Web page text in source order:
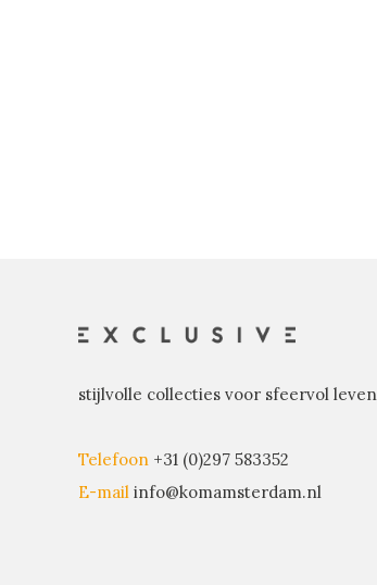
stijlvolle collecties voor sfeervol leven
Telefoon +31 (0)297 583352
E-mail info@komamsterdam.nl